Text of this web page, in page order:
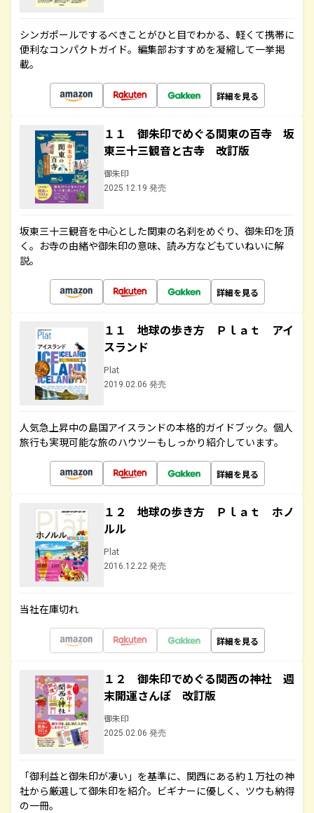
シンガポールでするべきことがひと目でわかる、軽くて携帯に
便利なコンパクトガイド。編集部おすすめを凝縮して一挙掲
載。
詳細を見る
１１ 御朱印でめぐる関東の百寺 坂
東三十三観音と古寺 改訂版
御朱印
2025.12.19 発売
坂東三十三観音を中心とした関東の名刹をめぐり、御朱印を頂
く。お寺の由緒や御朱印の意味、読み方などもていねいに解
説。
詳細を見る
１１ 地球の歩き方 Ｐｌａｔ アイ
スランド
Plat
2019.02.06 発売
人気急上昇中の島国アイスランドの本格的ガイドブック。個人
旅行も実現可能な旅のハウツーもしっかり紹介しています。
詳細を見る
１２ 地球の歩き方 Ｐｌａｔ ホノ
ルル
Plat
2016.12.22 発売
当社在庫切れ
詳細を見る
１２ 御朱印でめぐる関西の神社 週
末開運さんぽ 改訂版
御朱印
2025.02.06 発売
「御利益と御朱印が凄い」を基準に、関西にある約１万社の神
社から厳選して御朱印を紹介。ビギナーに優しく、ツウも納得
の一冊。